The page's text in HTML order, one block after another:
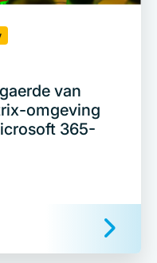
van
omgeving
365-